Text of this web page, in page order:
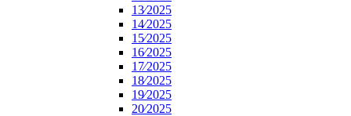
13⁄2025
14⁄2025
15⁄2025
16⁄2025
17⁄2025
18⁄2025
19⁄2025
20⁄2025